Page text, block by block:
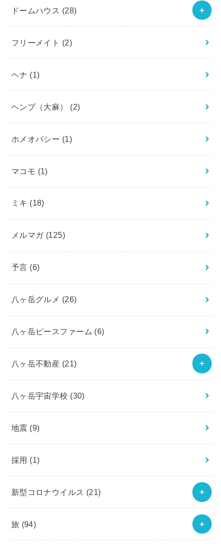
ドームハウス (28)
フリーメイト (2)
ヘナ (1)
ヘンプ（大麻） (2)
ホメオパシー (1)
マコモ (1)
ミキ (18)
メルマガ (125)
予言 (6)
八ヶ岳グルメ (26)
八ヶ岳ピースファーム (6)
八ヶ岳不動産 (21)
八ヶ岳宇宙学校 (30)
地震 (9)
採用 (1)
新型コロナウイルス (21)
旅 (94)